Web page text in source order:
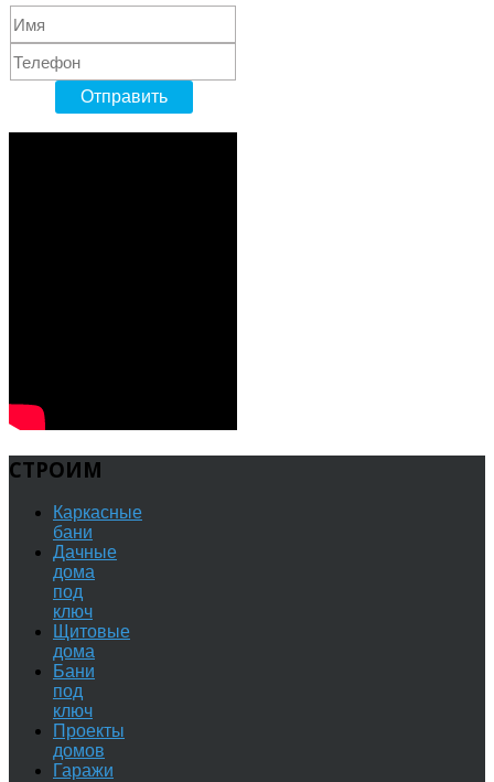
СТРОИМ
Каркасные
бани
Дачные
дома
под
ключ
Щитовые
дома
Бани
под
ключ
Проекты
домов
Гаражи